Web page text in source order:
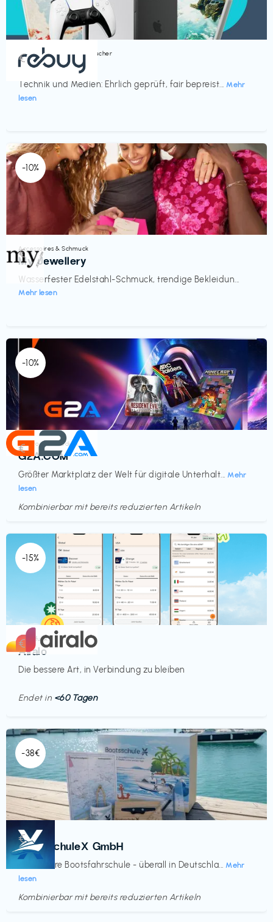
Bücher, Magazine & Hörbücher
rebuy
Technik und Medien: Ehrlich geprüft, fair bepreist... Mehr
lesen
€‎
-10%
Accessoires & Schmuck
My Jewellery
Wasserfester Edelstahl-Schmuck, trendige Bekleidun...
Mehr lesen
€‎
-10%
Elektronik & Medien
G2A.COM
Größter Marktplatz der Welt für digitale Unterhalt... Mehr
lesen
€‎
Kombinierbar mit bereits reduzierten Artikeln
-15%
Mobilfunk
Airalo
Die bessere Art, in Verbindung zu bleiben
€‎
Endet in <60 Tagen
-38€
Kurse
BootsschuleX GmbH
Deine faire Bootsfahrschule - überall in Deutschla... Mehr
lesen
€‎
Kombinierbar mit bereits reduzierten Artikeln